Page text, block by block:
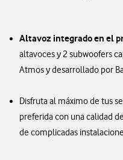
Altavoz integrado en el
altavoces y 2 subwoofers
Atmos y desarrollado por
Disfruta al máximo de tus
preferida con una calidad de
de complicadas